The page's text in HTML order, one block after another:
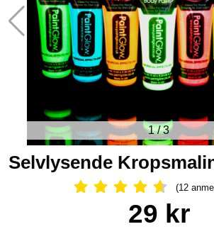
1/3
Selvlysende
(12
Køb dette produkt Selvlysende
pris
29 kr